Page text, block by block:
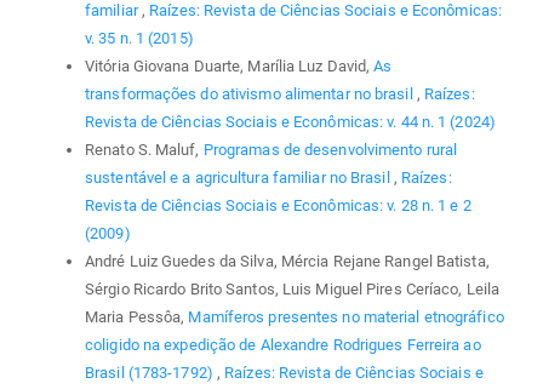
familiar, Raízes: Revista de Ciências Sociais e Econômicas:
v. 35 n. 1 (2015)
Vitória Giovana Duarte, Marília Luz David,As
transformações do ativismo alimentar no brasil , Raízes:
Revista de Ciências Sociais e Econômicas: v. 44 n. 1 (2024)
Renato S. Maluf, Programas de desenvolvimento rural
sustentável e a agricultura familiar no Brasil , Raízes:
Revista de Ciências Sociais e Econômicas: v. 28 n. 1 e 2
(2009)
André Luiz Guedes da Silva, Mércia Rejane Rangel Batista,
Sérgio Ricardo Brito Santos, Luis Miguel Pires Ceríaco, Leila
Maria Pessôa, Mamíferos presentes no material etnográfico
coligido na expedição de Alexandre Rodrigues Ferreira ao
Brasil (1783-1792) , Raízes: Revista de Ciências Sociais e